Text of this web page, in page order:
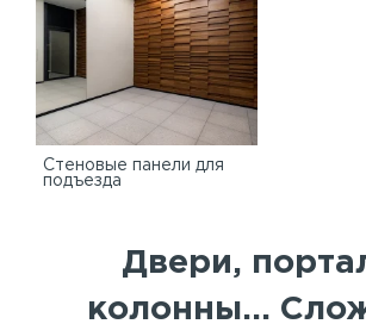
Стеновые панели для
подъезда
Двери,
колонны...